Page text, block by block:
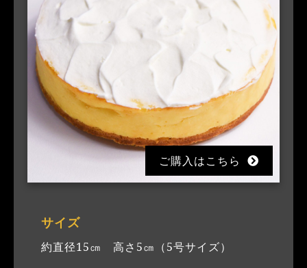
ご購入はこちら
サイズ
約直径15㎝ 高さ5㎝（5号サイズ）